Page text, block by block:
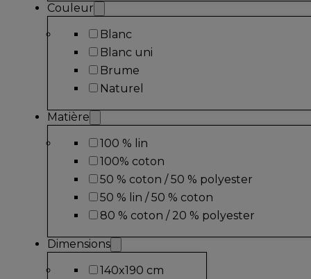
Couleur
Blanc
Blanc uni
Brume
Naturel
Matière
100 % lin
100% coton
50 % coton / 50 % polyester
50 % lin / 50 % coton
80 % coton / 20 % polyester
Dimensions
140x190 cm